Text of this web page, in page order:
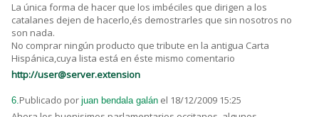
La única forma de hacer que los imbéciles que dirigen a los
catalanes dejen de hacerlo,és demostrarles que sin nosotros no
son nada.
No comprar ningún producto que tribute en la antigua Carta
Hispánica,cuya lista está en éste mismo comentario
http://user@server.extension
6.Publicado por juan bendala galán el 18/12/2009 15:25